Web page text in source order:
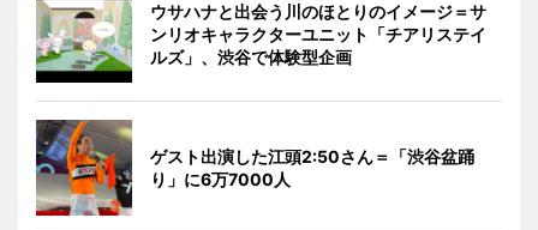
ウサハナと出会う川のほとりのイメージ＝サ
ンリオキャラクターユニット「チアリステイ
ルズ」、渋谷で体験型企画
ゲスト出演した江頭2:50さん＝「渋谷盆踊
り」に6万7000人